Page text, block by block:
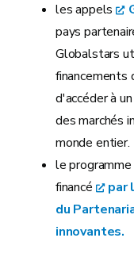
les appels
pays
Globalstars
financements
d'accéder à
des marchés
monde entier.
le programme
financé
par
du
innovantes.